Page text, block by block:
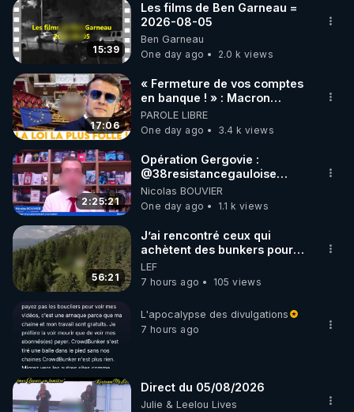
15:39
Les films de Ben Garneau =
2026-08-05
Ben Garneau
One day ago
2.0 k views
17:06
« Fermeture de vos comptes
en banque ! » : Macron
impose une loi folle !
PAROLE LIBRE
One day ago
3.4 k views
2:25:21
Opération Gergovie :
‪@38resistancegauloise‬
‪@MarionSigautOfficiel‬
‪@gladysriifard5710‬ Laëtitia
Nicolas BOUVIER
One day ago
1.1 k views
56:21
J’ai rencontré ceux qui
achètent des bunkers pour
survivre à la fin du monde
LEF
7 hours ago
105 views
L'apocalypse des divulgations
7 hours ago
Direct du 05/08/2026
Julie & Leelou Lives